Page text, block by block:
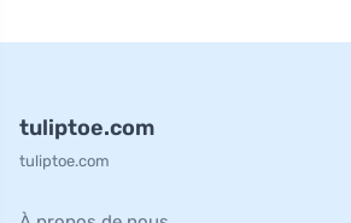
tuliptoe.com
tuliptoe.com